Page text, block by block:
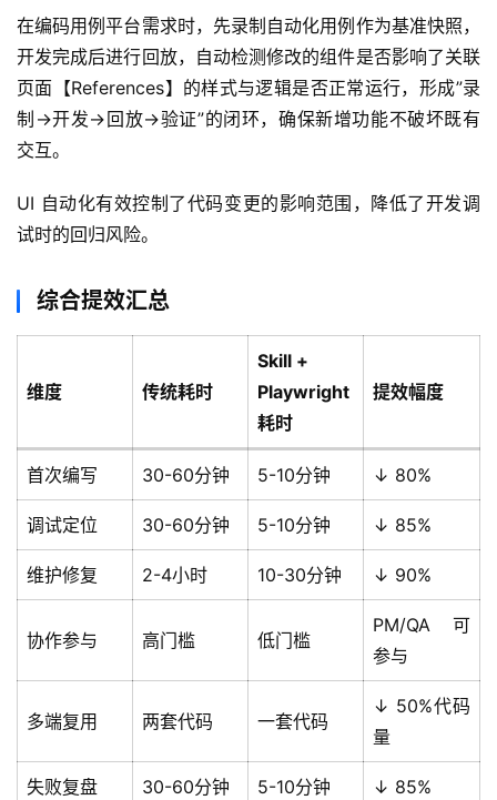
代
码
常
用
接
在编码用例平台需求时，先录制自动化用例作为基准快照，
开发完成后进行回放，自动检测修改的组件是否影响了关联
页面【References】的样式与逻辑是否正常运行，形成”录
制→开发→回放→验证”的闭环，确保新增功能不破坏既有
交互。
UI 自动化有效控制了代码变更的影响范围，降低了开发调
试时的回归风险。
综合提效汇总
维度 传统耗时
Skill +
Playwright
耗时
提效幅度
首次编写 30-60分钟 5-10分钟 ↓ 80%
调试定位 30-60分钟 5-10分钟 ↓ 85%
维护修复 2-4小时 10-30分钟 ↓ 90%
协作参与 高门槛 低门槛
PM/QA 可
参与
多端复用 两套代码 一套代码
↓ 50%代码
量
失败复盘 30-60分钟 5-10分钟 ↓ 85%